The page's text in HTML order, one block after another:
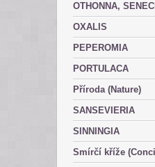
OTHONNA,
OXALIS
PEPEROMIA
PORTULACA
Příroda (Nature)
SANSEVIERIA
SINNINGIA
Smírčí kříže